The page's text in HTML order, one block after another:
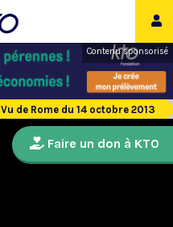
Contenu sponsorisé
Vu de Rome du 14 octobre 2013
Faire un don à KTO